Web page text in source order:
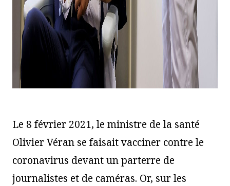
Le 8 février 2021, le ministre de la santé
Olivier Véran se faisait vacciner contre le
coronavirus devant un parterre de
journalistes et de caméras. Or, sur les